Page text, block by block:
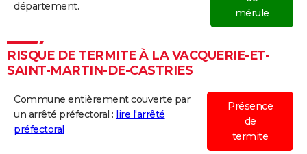
département.
mérule
RISQUE DE TERMITE À LA VACQUERIE-ET-
SAINT-MARTIN-DE-CASTRIES
Commune entièrement couverte par
un arrêté préfectoral : lire l'arrêté
préfectoral
Présence
de
termite